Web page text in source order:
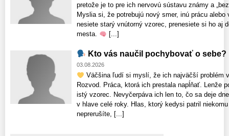
pretože je to pre ich nervovú sústavu známy a
Myslia si, že potrebujú nový smer, inú prácu
nesiete starý vnútorný vzorec, prenesiete si ho aj
mesta.
[...]
Kto vás naučil pochybovať o sebe?
03.08.2026
Väčšina ľudí si myslí, že ich najväčší problém
Rozvod. Práca, ktorá ich prestala napĺňať. Lenže
istý vzorec. Nevyčerpáva ich len to, čo sa deje
v hlave celé roky. Hlas, ktorý kedysi patril
neprerušíte, [...]